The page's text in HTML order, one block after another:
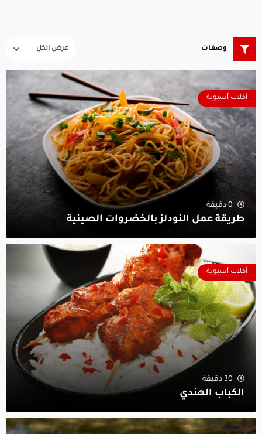
وصفات
أكلات آسيوية
0 دقيقة
طريقة عمل النودلز بالخضروات الصينية
أكلات آسيوية
30 دقيقة
الكباب الهندي